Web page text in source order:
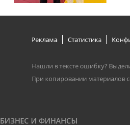
Реклама Статистика
Нашли в тексте ошибку?
При копировании материалов
БИЗНЕС И ФИНАНСЫ